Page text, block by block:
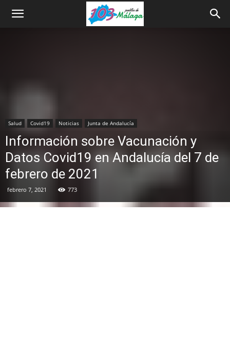
Salud Covid19 Noticias Junta de Andalucía
Información sobre Vacunación y
Datos Covid19 en Andalucía del 7 de
febrero de 2021
febrero 7, 2021 773